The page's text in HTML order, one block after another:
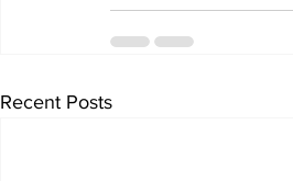
Recent Posts